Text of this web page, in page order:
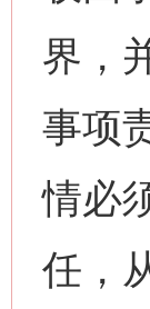
界，
事项
情必
任，